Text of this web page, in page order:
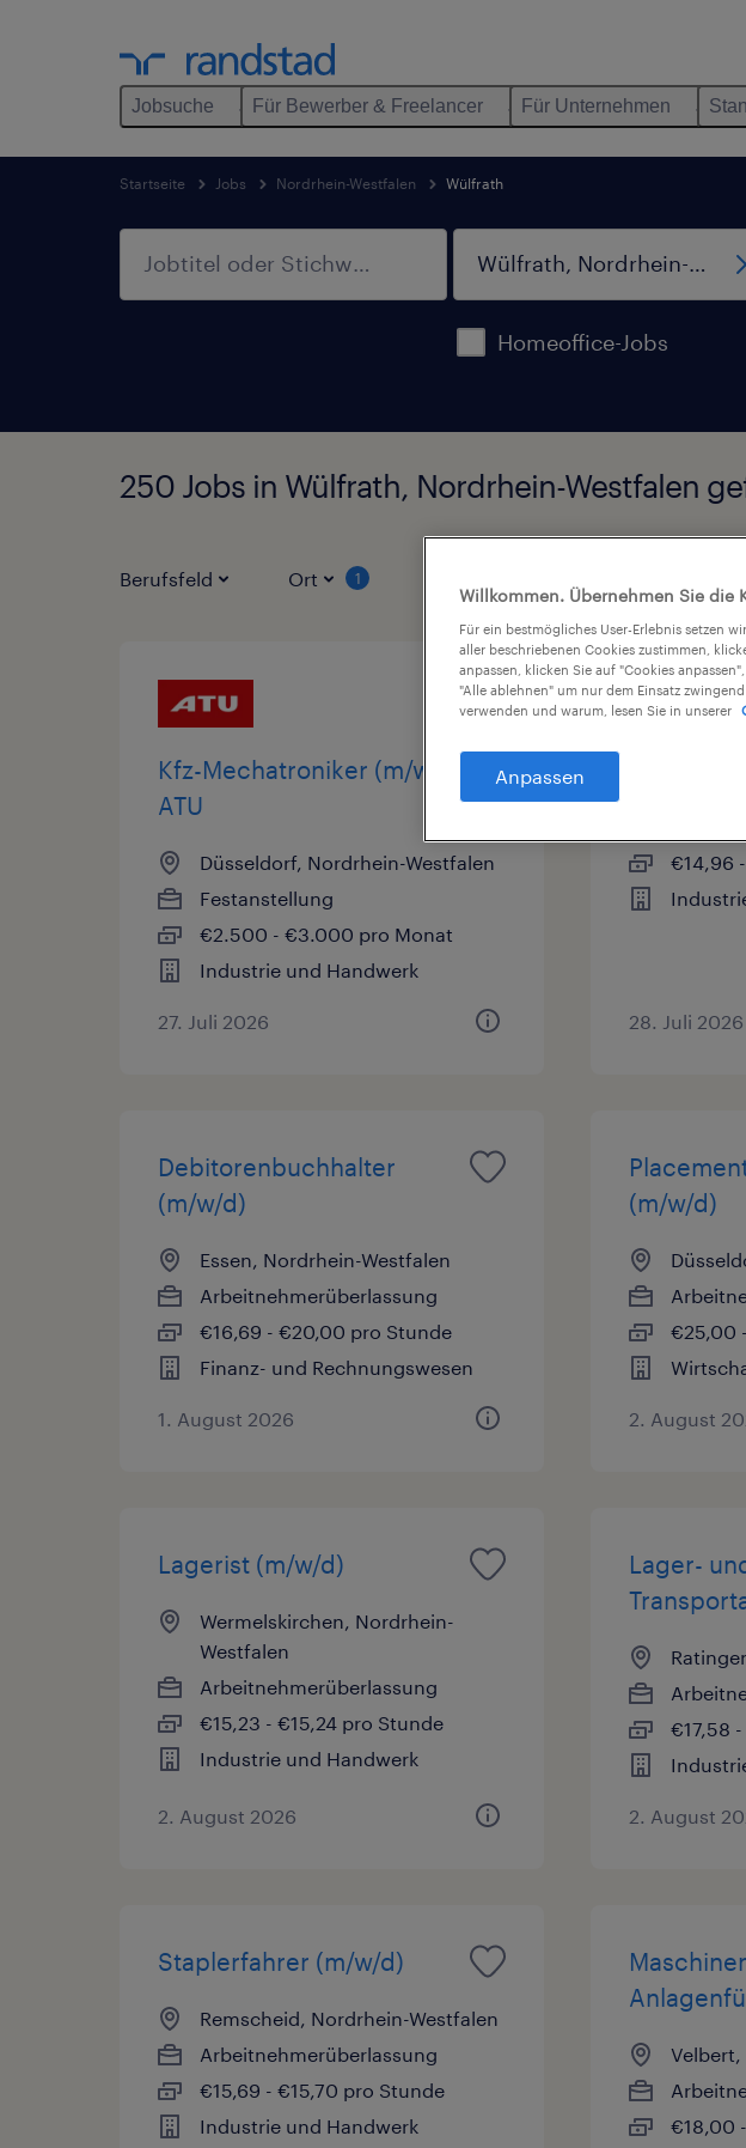
Jobsuche Für Bewerber & Freelancer Für Unternehmen
Startseite Jobs Nordrhein-Westfalen Wülfrath
Homeoffice-Jobs
250 Jobs in Wülfrath, Nordrhein-Westfalen
Berufsfeld Ort 1
Kfz-Mechatroniker (m/w/d),
ATU
Düsseldorf, Nordrhein-Westfalen
Festanstellung
€2.500 - €3.000 pro Monat
Industrie und Handwerk
27. Juli 2026
€14,96
28. Juli 2026
Debitorenbuchhalter
(m/w/d)
Essen, Nordrhein-Westfalen
Arbeitnehmerüberlassung
€16,69 - €20,00 pro Stunde
Finanz- und Rechnungswesen
1. August 2026
(m/w/d)
€25,00
2. August
Lagerist (m/w/d)
Wermelskirchen, Nordrhein-
Westfalen
Arbeitnehmerüberlassung
€15,23 - €15,24 pro Stunde
Industrie und Handwerk
2. August 2026
Lager-
€17,58
2. August
Staplerfahrer (m/w/d)
Remscheid, Nordrhein-Westfalen
Arbeitnehmerüberlassung
€15,69 - €15,70 pro Stunde
Industrie und Handwerk
€18,00
Willkommen. Übernehmen Sie die
Für ein bestmögliches User-Erlebnis setzen
aller beschriebenen Cookies zustimmen,
anpassen, klicken Sie auf "Cookies
"Alle ablehnen" um nur dem Einsatz
verwenden und warum, lesen Sie in unserer
Anpassen